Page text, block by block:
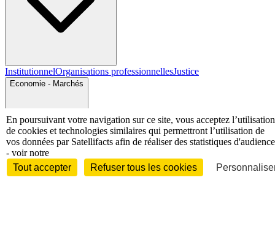
InstitutionnelOrganisations professionnellesJustice
Economie - Marchés
Entreprises et marchésTélécomsTechnologiesIndustries
En poursuivant votre navigation sur ce site, vous acceptez l’utilisation
de cookies et technologies similaires qui permettront l’utilisation de
vos données par Satellifacts afin de réaliser des statistiques d'audience
- voir notre
Tout accepter
Refuser tous les cookies